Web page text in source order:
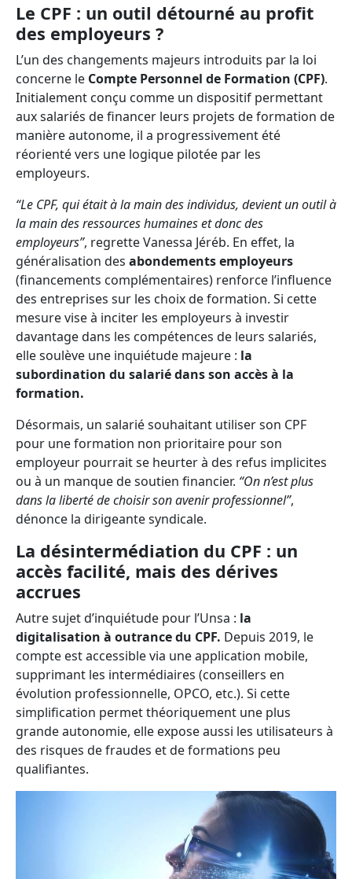
Le CPF : un outil détourné au profit
des employeurs ?
L’un des changements majeurs introduits par la loi
concerne le Compte Personnel de Formation (CPF).
Initialement conçu comme un dispositif permettant
aux salariés de financer leurs projets de formation de
manière autonome, il a progressivement été
réorienté vers une logique pilotée par les
employeurs.
“Le CPF, qui était à la main des individus, devient un outil à
la main des ressources humaines et donc des
employeurs”, regrette Vanessa Jéréb. En effet, la
généralisation des abondements employeurs
(financements complémentaires) renforce l’influence
des entreprises sur les choix de formation. Si cette
mesure vise à inciter les employeurs à investir
davantage dans les compétences de leurs salariés,
elle soulève une inquiétude majeure : la
subordination du salarié dans son accès à la
formation.
Désormais, un salarié souhaitant utiliser son CPF
pour une formation non prioritaire pour son
employeur pourrait se heurter à des refus implicites
ou à un manque de soutien financier. “On n’est plus
dans la liberté de choisir son avenir professionnel”,
dénonce la dirigeante syndicale.
La désintermédiation du CPF : un
accès facilité, mais des dérives
accrues
Autre sujet d’inquiétude pour l’Unsa : la
digitalisation à outrance du CPF. Depuis 2019, le
compte est accessible via une application mobile,
supprimant les intermédiaires (conseillers en
évolution professionnelle, OPCO, etc.). Si cette
simplification permet théoriquement une plus
grande autonomie, elle expose aussi les utilisateurs à
des risques de fraudes et de formations peu
qualifiantes.